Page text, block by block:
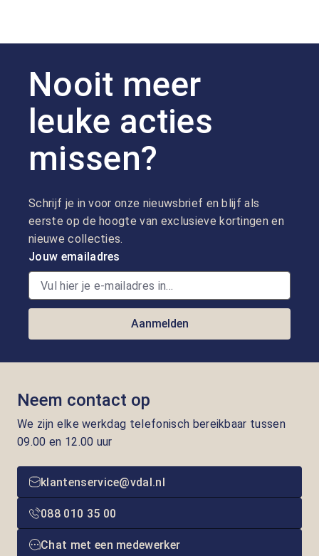
Nooit meer
leuke acties
missen?
Schrijf je in voor onze nieuwsbrief en blijf als
eerste op de hoogte van exclusieve kortingen en
nieuwe collecties.
Jouw emailadres
Aanmelden
Neem contact op
We zijn elke werkdag telefonisch bereikbaar tussen
09.00 en 12.00 uur
klantenservice@vdal.nl
088 010 35 00
Chat met een medewerker